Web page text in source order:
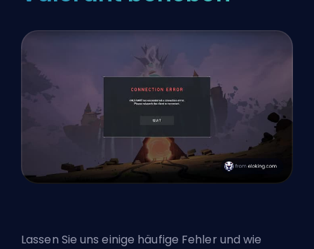
Lassen Sie uns einige häufige Fehler und wie